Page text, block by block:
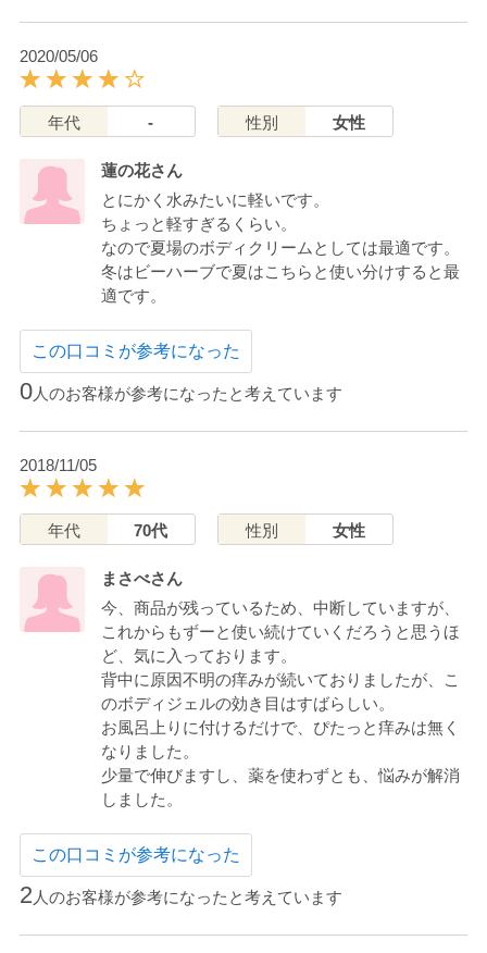
2020/05/06
年代 - 性別 女性
蓮の花さん
とにかく水みたいに軽いです。
ちょっと軽すぎるくらい。
なので夏場のボディクリームとしては最適です。
冬はビーハーブで夏はこちらと使い分けすると最
適です。
この口コミが参考になった
0人のお客様が参考になったと考えています
2018/11/05
年代 70代 性別 女性
まさべさん
今、商品が残っているため、中断していますが、
これからもずーと使い続けていくだろうと思うほ
ど、気に入っております。
背中に原因不明の痒みが続いておりましたが、こ
のボディジェルの効き目はすばらしい。
お風呂上りに付けるだけで、ぴたっと痒みは無く
なりました。
少量で伸びますし、薬を使わずとも、悩みが解消
しました。
この口コミが参考になった
2 人のお客様が参考になったと考えています